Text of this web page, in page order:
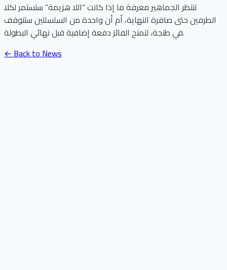
تنتظر الجماهير معرفة ما إذا كانت “اللا هزيمة” ستستمر لكلا
الطرفين حتى صافرة النهاية، أم أن واحدة من السلسلتين ستتوقف
في طنجة، لتمنح الفائز دفعة إضافية قبل نهائي البطولة.
← Back to News